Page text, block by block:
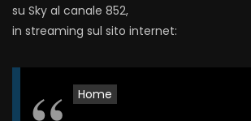
su Sky al canale 852,
in streaming sul sito internet:
Home